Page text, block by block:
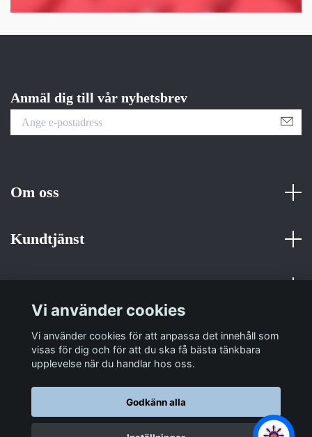
Anmäl dig till vår nyhetsbrev
Om oss
Kundtjänst
Sociala medier
© 2026 Sulit Trading
Vi använder cookies
Vi använder cookies för att anpassa det innehåll som
visas för dig och för att du ska få bästa tänkbara
upplevelse när du handlar hos oss.
Godkänn alla